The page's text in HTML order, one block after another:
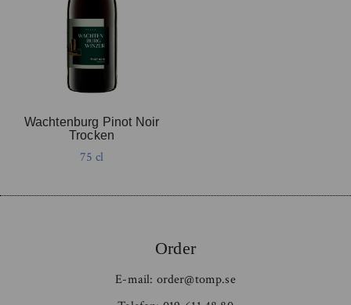
Wachtenburg Pinot Noir
Trocken
75 cl
Order
E-mail: order@tomp.se